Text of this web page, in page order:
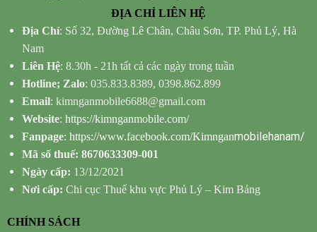
ĐỊA CHỈ LIÊN HỆ
Địa Chỉ: Số 32, Đường Lê Chân, Châu Sơn, TP. Phủ Lý, Hà
Nam
Liên Hệ: 8.30h - 21h tất cả các ngày trong tuần
Hotline; Zalo: 035.833.8389, 0398.862.899
Email: kimnganmobile6688@gmail.com
Website: https://kimnganmobile.com/
Fanpage: https://www.facebook.com/Kimnganmobilehanam/
Mã số thuế: 8670633309-001
Ngày cấp: 13/12/2021
Nơi cấp: Chi cục Thuế khu vực Phủ Lý – Kim Bảng
CHÍNH SÁCH